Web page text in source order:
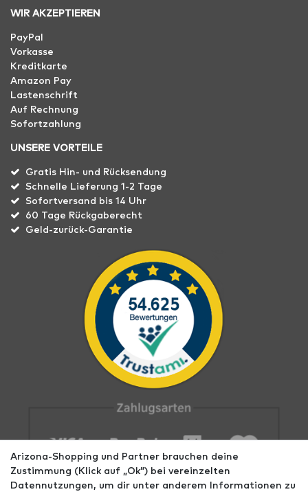
WIR AKZEPTIEREN
PayPal
Vorkasse
Kreditkarte
Amazon Pay
Lastenschrift
Auf Rechnung
Sofortzahlung
UNSERE VORTEILE
Gratis Hin- und Rücksendung
Schnelle Lieferung 1-2 Tage
Sofortversand bis 14 Uhr
60 Tage Rückgaberecht
Geld-zurück-Garantie
Arizona-Shopping und Partner brauchen deine
Zustimmung (Klick auf „Ok”) bei vereinzelten
Datennutzungen, um dir unter anderem Informationen zu